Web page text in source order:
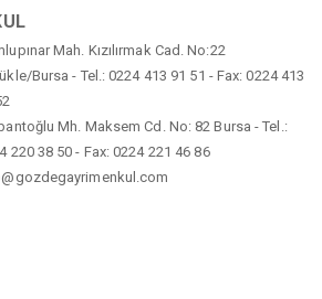
Mah. Kızılırmak Cad. No:22
Bursa - Tel.: 0224 413 91 51 - Fax: 0224 413
Mh. Maksem Cd. No: 82 Bursa - Tel.:
220 38 50 - Fax: 0224 221 46 86